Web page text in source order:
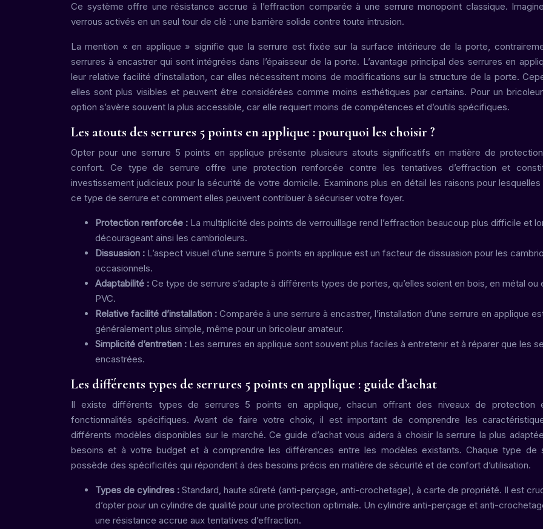
Ce système offre une résistance accrue à l’effraction comparée à une serrure monopoint classique.
verrous activés en un seul tour de clé : une barrière solide contre toute intrusion.
La mention « en applique » signifie que la serrure est fixée sur la surface intérieure de la porte,
serrures à encastrer qui sont intégrées dans l’épaisseur de la porte. L’avantage principal des serrures en
leur relative facilité d’installation, car elles nécessitent moins de modifications sur la structure de la porte.
elles sont plus visibles et peuvent être considérées comme moins esthétiques par certains. Pour un
option s’avère souvent la plus accessible, car elle requiert moins de compétences et d’outils spécifiques.
Les atouts des serrures 5 points en applique : pourquoi les choisir ?
Opter pour une serrure 5 points en applique présente plusieurs atouts significatifs en matière de
confort. Ce type de serrure offre une protection renforcée contre les tentatives d’effraction et
investissement judicieux pour la sécurité de votre domicile. Examinons plus en détail les raisons pour
ce type de serrure et comment elles peuvent contribuer à sécuriser votre foyer.
Protection renforcée : La multiplicité des points de verrouillage rend l’effraction beaucoup plus difficile et
décourageant ainsi les cambrioleurs.
Dissuasion : L’aspect visuel d’une serrure 5 points en applique est un facteur de dissuasion pour les
occasionnels.
Adaptabilité : Ce type de serrure s’adapte à différents types de portes, qu’elles soient en bois, en métal ou
PVC.
Relative facilité d’installation : Comparée à une serrure à encastrer, l’installation d’une serrure en applique
généralement plus simple, même pour un bricoleur amateur.
Simplicité d’entretien : Les serrures en applique sont souvent plus faciles à entretenir et à réparer que les
encastrées.
Les différents types de serrures 5 points en applique : guide d’achat
Il existe différents types de serrures 5 points en applique, chacun offrant des niveaux de protection
fonctionnalités spécifiques. Avant de faire votre choix, il est important de comprendre les
différents modèles disponibles sur le marché. Ce guide d’achat vous aidera à choisir la serrure la plus
besoins et à votre budget et à comprendre les différences entre les modèles existants. Chaque type de
possède des spécificités qui répondent à des besoins précis en matière de sécurité et de confort d’utilisation.
Types de cylindres : Standard, haute sûreté (anti-perçage, anti-crochetage), à carte de propriété. Il est
d’opter pour un cylindre de qualité pour une protection optimale. Un cylindre anti-perçage et anti-
une résistance accrue aux tentatives d’effraction.